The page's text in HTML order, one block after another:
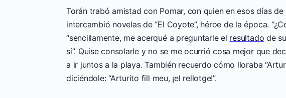
Torán trabó amistad con Pomar, con quien en esos días
intercambió novelas de “El Coyote”, héroe de la época.
“sencillamente, me acerqué a preguntarle el resultado de
sí”. Quise consolarle y no se me ocurrió cosa mejor que
a ir juntos a la playa. También recuerdo cómo lloraba
diciéndole: “Arturito fill meu, ¡el rellotge!”.